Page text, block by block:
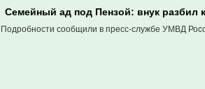
Семейный ад под Пензой: внук разбил
Подробности сообщили в пресс-службе УМВД